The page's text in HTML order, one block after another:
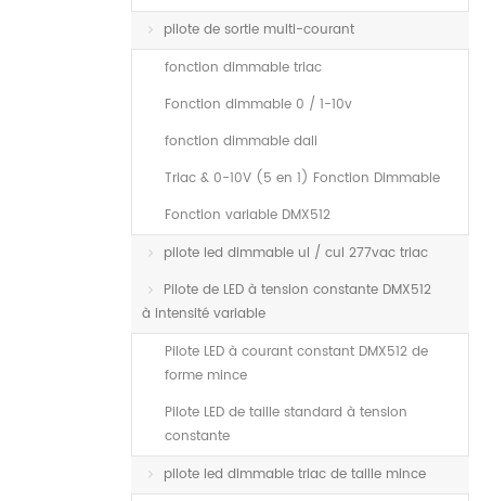
pilote de sortie multi-courant
fonction dimmable triac
Fonction dimmable 0 / 1-10v
fonction dimmable dali
Triac & 0-10V (5 en 1) Fonction Dimmable
Fonction variable DMX512
pilote led dimmable ul / cul 277vac triac
Pilote de LED à tension constante DMX512
à intensité variable
Pilote LED à courant constant DMX512 de
forme mince
Pilote LED de taille standard à tension
constante
pilote led dimmable triac de taille mince